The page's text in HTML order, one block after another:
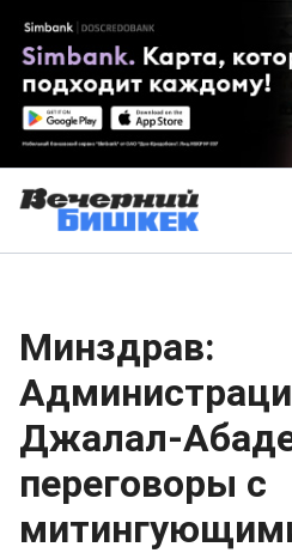
Минздрав:
Джалал-
переговоры с